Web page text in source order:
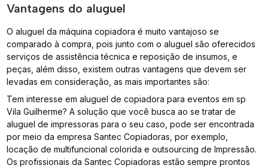
Vantagens do aluguel
O aluguel da máquina copiadora é muito vantajoso se
comparado à compra, pois junto com o aluguel são oferecidos
serviços de assistência técnica e reposição de insumos, e
peças, além disso, existem outras vantagens que devem ser
levadas em consideração, as mais importantes são:
Tem interesse em aluguel de copiadora para eventos em sp
Vila Guilherme? A solução que você busca ao se tratar de
aluguel de impressoras para o seu caso, pode ser encontrada
por meio da empresa Santec Copiadoras, por exemplo,
locação de multifuncional colorida e outsourcing de Impressão.
Os profissionais da Santec Copiadoras estão sempre prontos